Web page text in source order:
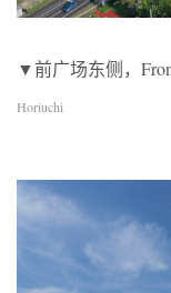
▼前广场东侧，
Horiuchi